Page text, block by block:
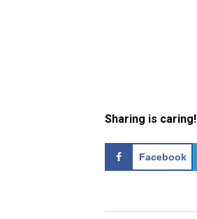
Sharing is caring!
Facebook